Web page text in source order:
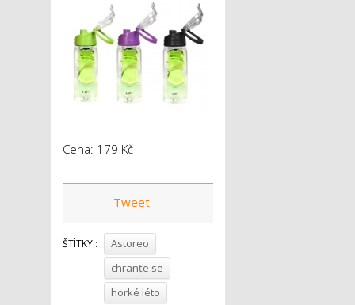
Cena: 179 Kč
Tweet
ŠTÍTKY :
Astoreo
chranťe se
horké léto